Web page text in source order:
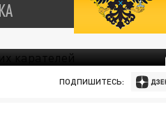
ПОДПИШИТЕСЬ: